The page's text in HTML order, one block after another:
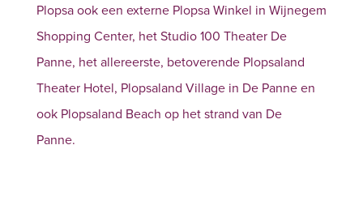
Plopsa ook een externe Plopsa Winkel in Wijnegem
Shopping Center, het Studio 100 Theater De
Panne, het allereerste, betoverende Plopsaland
Theater Hotel, Plopsaland Village in De Panne en
ook Plopsaland Beach op het strand van De
Panne.